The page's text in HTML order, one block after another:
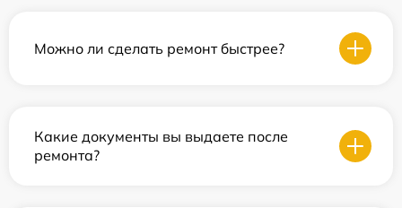
Можно ли сделать ремонт быстрее?
Какие документы вы выдаете после
ремонта?